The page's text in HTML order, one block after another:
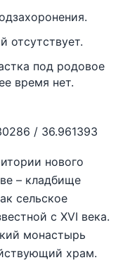
отсутствует.
под родовое
время нет.
/ 36.961393
нового
– кладбище
сельское
с XVI века.
монастырь
храм.